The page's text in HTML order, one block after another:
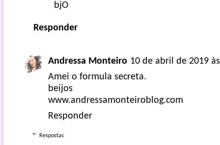
bjO
Responder
Andressa Monteiro 10 de abril de 2019
Amei o formula secreta.
beijos
www.andressamonteiroblog.com
Responder
Respostas